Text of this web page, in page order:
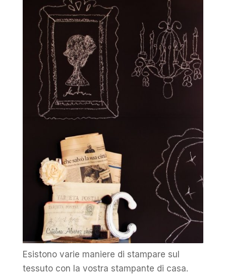
Esistono varie maniere di stampare sul
tessuto con la vostra stampante di casa.